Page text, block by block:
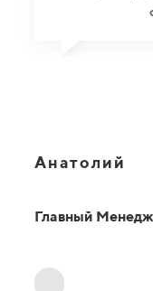
Анатолий
Главный